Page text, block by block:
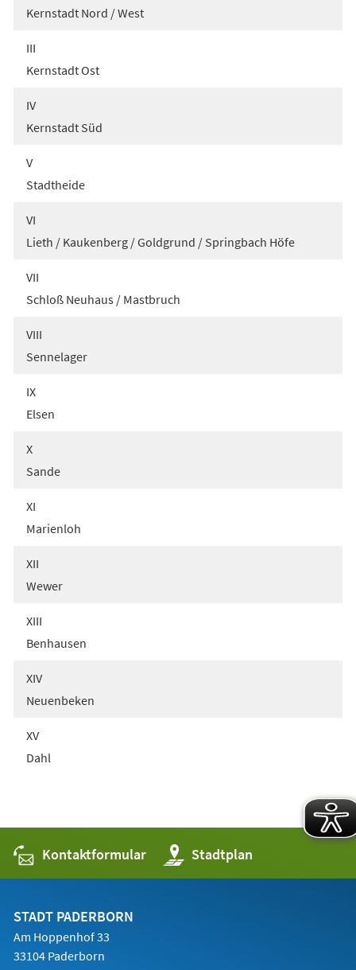
Kernstadt Nord / West
III
Kernstadt Ost
IV
Kernstadt Süd
V
Stadtheide
VI
Lieth / Kaukenberg / Goldgrund / Springbach Höfe
VII
Schloß Neuhaus / Mastbruch
VIII
Sennelager
IX
Elsen
X
Sande
XI
Marienloh
XII
Wewer
XIII
Benhausen
XIV
Neuenbeken
XV
Dahl
Kontaktformular Stadtplan
(Öffnet
in
einem
STADT PADERBORN
Am Hoppenhof 33
33104 Paderborn